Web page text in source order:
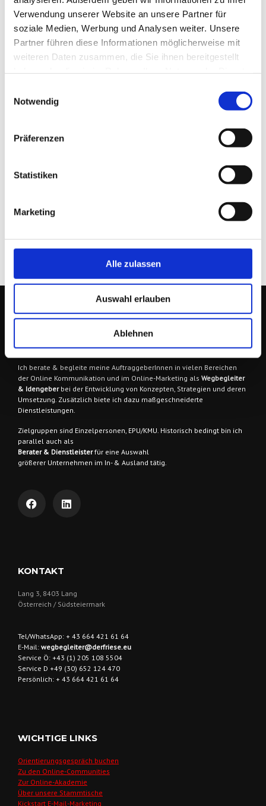
Verwendung unserer Website an unsere Partner für
soziale Medien, Werbung und Analysen weiter. Unsere
Partner führen diese Informationen möglicherweise mit
weiteren Daten zusammen, die Sie ihnen bereitgestellt
Notwendig
Präferenzen
Statistiken
Marketing
Alle zulassen
Auswahl erlauben
Ablehnen
Email
Website
Save my name, email, and website in this
EINFACH.DERFRIESE
Ich berate & begleite meine AuftraggeberInnen in vielen Bereichen
der Online Kommunikation und im Online-Marketing als Wegbegleiter
& Idengeber bei der Entwicklung von Konzepten, Strategien und deren
Umsetzung. Zusätzlich biete ich dazu maßgeschneiderte
Dienstleistungen.
Zielgruppen sind Einzelpersonen, EPU/KMU. Historisch bedingt bin ich
parallel auch als
Berater & Dienstleisterfür eine Auswahl
größerer Unternehmen im In- & Ausland tätig.
KONTAKT
Lang 3, 8403 Lang
Österreich / Südsteiermark
Tel/WhatsApp: + 43 664 421 61 64
E-Mail: wegbegleiter@derfriese.eu
Service Ö: +43 (1) 205 108 5504
Service D +49 (30) 652 124 470
Persönlich: + 43 664 421 61 64
WICHTIGE LINKS
Orientierungsgespräch buchen
Zu den Online-Communities
Zur Online-Akademie
Über unsere Stammtische
Kickstart E-Mail-Marketing